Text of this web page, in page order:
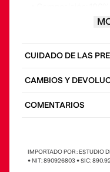
100% poliuretano,
poliéster 1% elastano
CUIDADO DE LAS
CAMBIOS Y
COMENTARIOS
IMPORTADO POR : ESTUDIO
• NIT: 890926803 • SIC: